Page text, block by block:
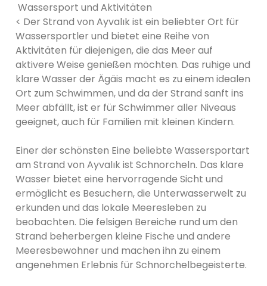
Wassersport und Aktivitäten
< Der Strand von Ayvalık ist ein beliebter Ort für
Wassersportler und bietet eine Reihe von
Aktivitäten für diejenigen, die das Meer auf
aktivere Weise genießen möchten. Das ruhige und
klare Wasser der Ägäis macht es zu einem idealen
Ort zum Schwimmen, und da der Strand sanft ins
Meer abfällt, ist er für Schwimmer aller Niveaus
geeignet, auch für Familien mit kleinen Kindern.
Einer der schönsten Eine beliebte Wassersportart
am Strand von Ayvalık ist Schnorcheln. Das klare
Wasser bietet eine hervorragende Sicht und
ermöglicht es Besuchern, die Unterwasserwelt zu
erkunden und das lokale Meeresleben zu
beobachten. Die felsigen Bereiche rund um den
Strand beherbergen kleine Fische und andere
Meeresbewohner und machen ihn zu einem
angenehmen Erlebnis für Schnorchelbegeisterte.